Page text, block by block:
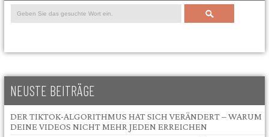
Search
NEUSTE BEITRÄGE
DER TIKTOK-ALGORITHMUS HAT SICH VERÄNDERT – WARUM
DEINE VIDEOS NICHT MEHR JEDEN ERREICHEN